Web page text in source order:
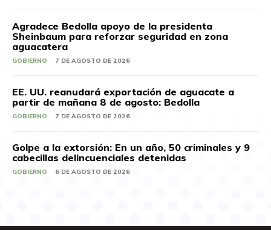
Agradece Bedolla apoyo de la presidenta
Sheinbaum para reforzar seguridad en zona
aguacatera
GOBIERNO 7 DE AGOSTO DE 2026
EE. UU. reanudará exportación de aguacate a
partir de mañana 8 de agosto: Bedolla
GOBIERNO 7 DE AGOSTO DE 2026
Golpe a la extorsión: En un año, 50 criminales y 9
cabecillas delincuenciales detenidas
GOBIERNO 6 DE AGOSTO DE 2026